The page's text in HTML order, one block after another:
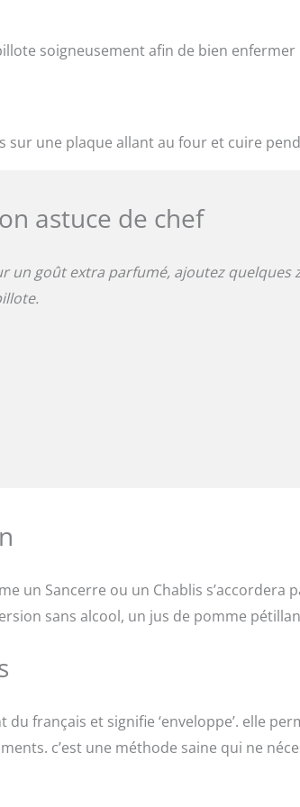
soigneusement afin de bien
sur une plaque allant au four et cuire
astuce de chef
un goût extra parfumé, ajoutez
un Sancerre ou un Chablis
sans alcool, un jus de pomme
du français et signifie ‘enveloppe’. elle
c’est une méthode saine qui ne